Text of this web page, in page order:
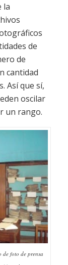
la
de
de
cantidad
Así que sí,
oscilar
un rango.
foto de prensa